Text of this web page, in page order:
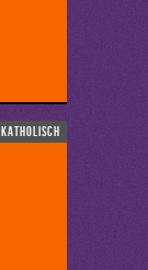
katholisch